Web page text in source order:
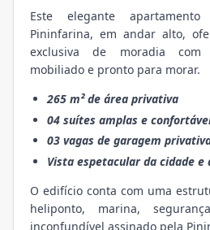
Este elegante
Pininfarina, em andar alto,
exclusiva de moradia com
mobiliado e pronto para morar.
265 m² de área privativa
04 suítes amplas e
03 vagas de garagem
Vista espetacular da cidade e
O edifício conta com uma
heliponto, marina,
inconfundível assinado pela